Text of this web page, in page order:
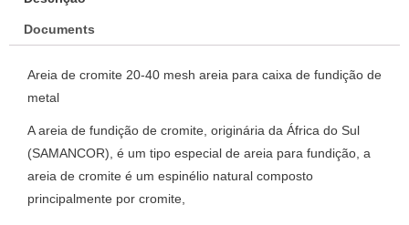
Documents
Areia de cromite 20-40 mesh areia para caixa de fundição de
metal
A areia de fundição de cromite, originária da África do Sul
(SAMANCOR), é um tipo especial de areia para fundição, a
areia de cromite é um espinélio natural composto
principalmente por cromite,